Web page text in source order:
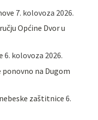
7. kolovoza 2026.
Općine Dvor u
6. kolovoza 2026.
ponovno na Dugom
zaštitnice 6.